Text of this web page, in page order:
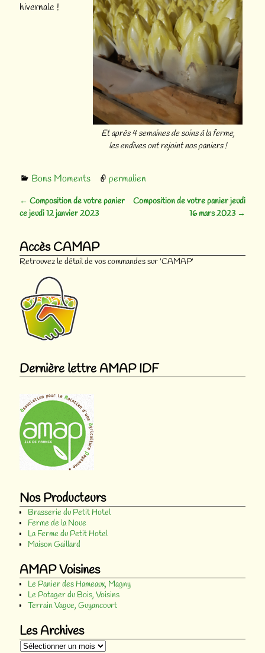
Et après 4 semaines de soins à la ferme,
les endives ont rejoint nos paniers !
hivernale !
Bons Moments permalien
Navigation des articles
← Composition de votre panier
ce jeudi 12 janvier 2023
Composition de votre panier jeudi
16 mars 2023 →
Accès CAMAP
Retrouvez le détail de vos commandes sur 'CAMAP'
Dernière lettre AMAP IDF
Nos Producteurs
Brasserie du Petit Hotel
Ferme de la Noue
La Ferme du Petit Hotel
Maison Gaillard
AMAP Voisines
Le Panier des Hameaux, Magny
Le Potager du Bois, Voisins
Terrain Vague, Guyancourt
Les Archives